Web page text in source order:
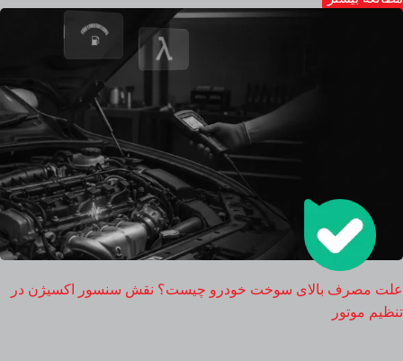
علت مصرف بالای سوخت خودرو چیست؟ نقش سنسور اکسیژن در
تنظیم موتور